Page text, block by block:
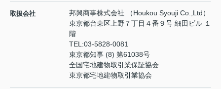
取扱会社
邦興商事株式会社 （Houkou Syouji Co.,Ltd）
東京都台東区上野７丁目４番９号 細田ビル １
階
TEL:03-5828-0081
東京都知事 (8) 第61038号
全国宅地建物取引業保証協会
東京都宅地建物取引業協会